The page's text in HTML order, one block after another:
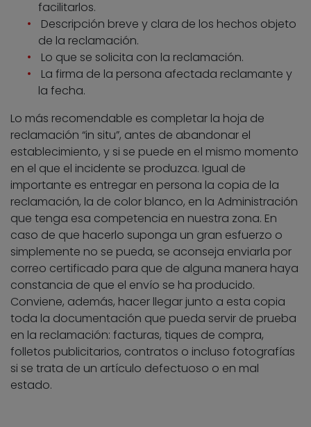
facilitarlos.
Descripción breve y clara de los hechos objeto
de la reclamación.
Lo que se solicita con la reclamación.
La firma de la persona afectada reclamante y
la fecha.
Lo más recomendable es completar la hoja de
reclamación “in situ”, antes de abandonar el
establecimiento, y si se puede en el mismo momento
en el que el incidente se produzca. Igual de
importante es entregar en persona la copia de la
reclamación, la de color blanco, en la Administración
que tenga esa competencia en nuestra zona. En
caso de que hacerlo suponga un gran esfuerzo o
simplemente no se pueda, se aconseja enviarla por
correo certificado para que de alguna manera haya
constancia de que el envío se ha producido.
Conviene, además, hacer llegar junto a esta copia
toda la documentación que pueda servir de prueba
en la reclamación: facturas, tiques de compra,
folletos publicitarios, contratos o incluso fotografías
si se trata de un artículo defectuoso o en mal
estado.